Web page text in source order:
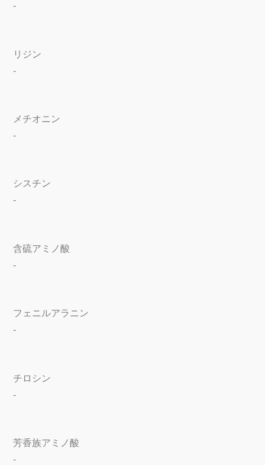
-
リジン
-
メチオニン
-
シスチン
-
含硫アミノ酸
-
フェニルアラニン
-
チロシン
-
芳香族アミノ酸
-